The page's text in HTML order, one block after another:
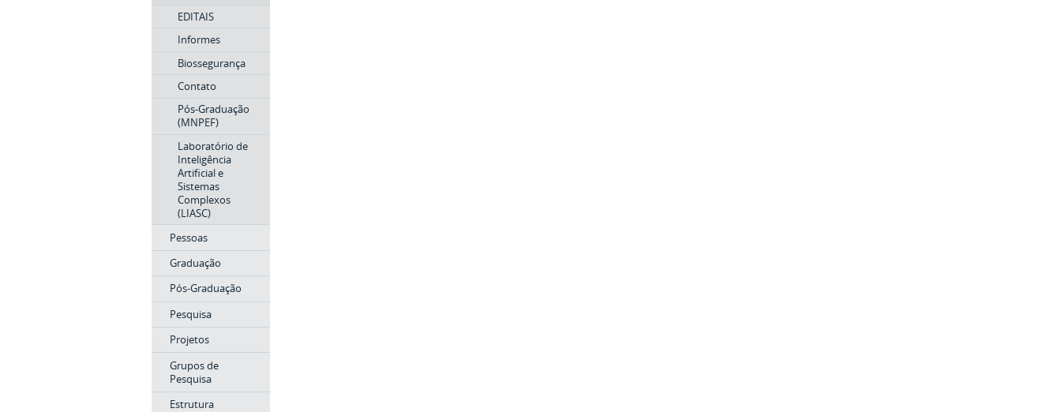
EDITAIS
Informes
Biossegurança
Contato
Pós-Graduação
(MNPEF)
Laboratório de
Inteligência
Artificial e
Sistemas
Complexos
(LIASC)
Pessoas
Graduação
Pós-Graduação
Pesquisa
Projetos
Grupos de
Pesquisa
Estrutura